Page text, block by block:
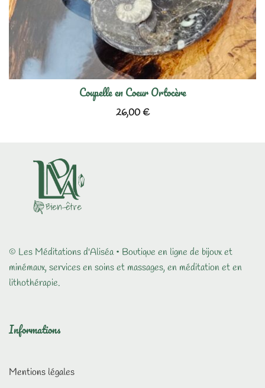
Coupelle en Coeur Ortocère
26,00€
© Les Méditations d'Aliséa • Boutique en ligne de bijoux et
minémaux, services en soins et massages, en méditation et en
lithothérapie.
Informations
Mentions légales